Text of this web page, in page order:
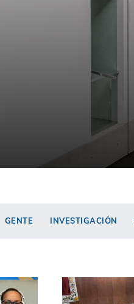
GENTE INVESTIGACIÓN